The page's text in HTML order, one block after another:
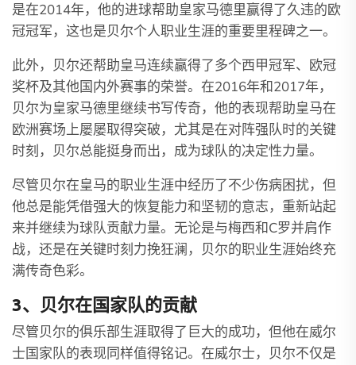
是在2014年，他的进球帮助皇家马德里赢得了久违的欧
冠冠军，这也是贝尔个人职业生涯的重要里程碑之一。
此外，贝尔还帮助皇马连续赢得了多个西甲冠军、欧冠
奖杯及其他国内外赛事的荣誉。在2016年和2017年，
贝尔为皇家马德里继续书写传奇，他的表现帮助皇马在
欧洲赛场上屡屡取得突破，尤其是在对阵强队时的关键
时刻，贝尔总能挺身而出，成为球队的决定性力量。
尽管贝尔在皇马的职业生涯中经历了不少伤病困扰，但
他总是能凭借强大的恢复能力和坚韧的意志，重新站起
来并继续为球队贡献力量。无论是与梅西和C罗并肩作
战，还是在关键时刻力挽狂澜，贝尔的职业生涯始终充
满传奇色彩。
3、贝尔在国家队的贡献
尽管贝尔的俱乐部生涯取得了巨大的成功，但他在威尔
士国家队的表现同样值得铭记。在威尔士，贝尔不仅是